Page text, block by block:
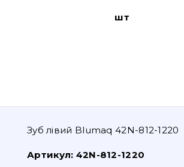
шт
Зуб лівий Blumaq 42N-812-1220
Артикул: 42N-812-1220